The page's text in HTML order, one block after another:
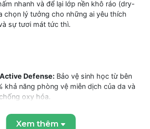
nhanh và để lại lớp nền khô ráo (dry-
chọn lý tưởng cho những ai yêu thích
sự tươi mát tức thì.
Defense: Bảo vệ sinh học từ bên
khả năng phòng vệ miễn dịch của da và
oxy hóa.
(Light Tint):Giúp làm đều màu da, nâng
tạo hiệu ứng "bonne mine" (da rạng rỡ,
Xem thêm